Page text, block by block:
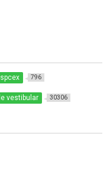
796
vestibular 30306